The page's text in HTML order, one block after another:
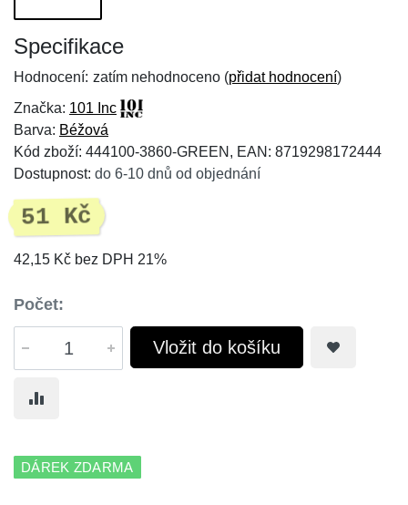
Specifikace
Hodnocení: zatím nehodnoceno (přidat hodnocení)
Značka: 101 Inc
Barva: Béžová
Kód zboží: 444100-3860-GREEN, EAN: 8719298172444
Dostupnost: do 6-10 dnů od objednání
51 Kč
42,15 Kč bez DPH 21%
Počet:
Vložit do košíku
DÁREK ZDARMA